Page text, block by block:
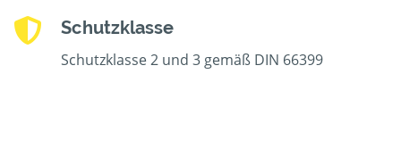
Schutzklasse
Schutzklasse 2 und 3 gemäß DIN 66399